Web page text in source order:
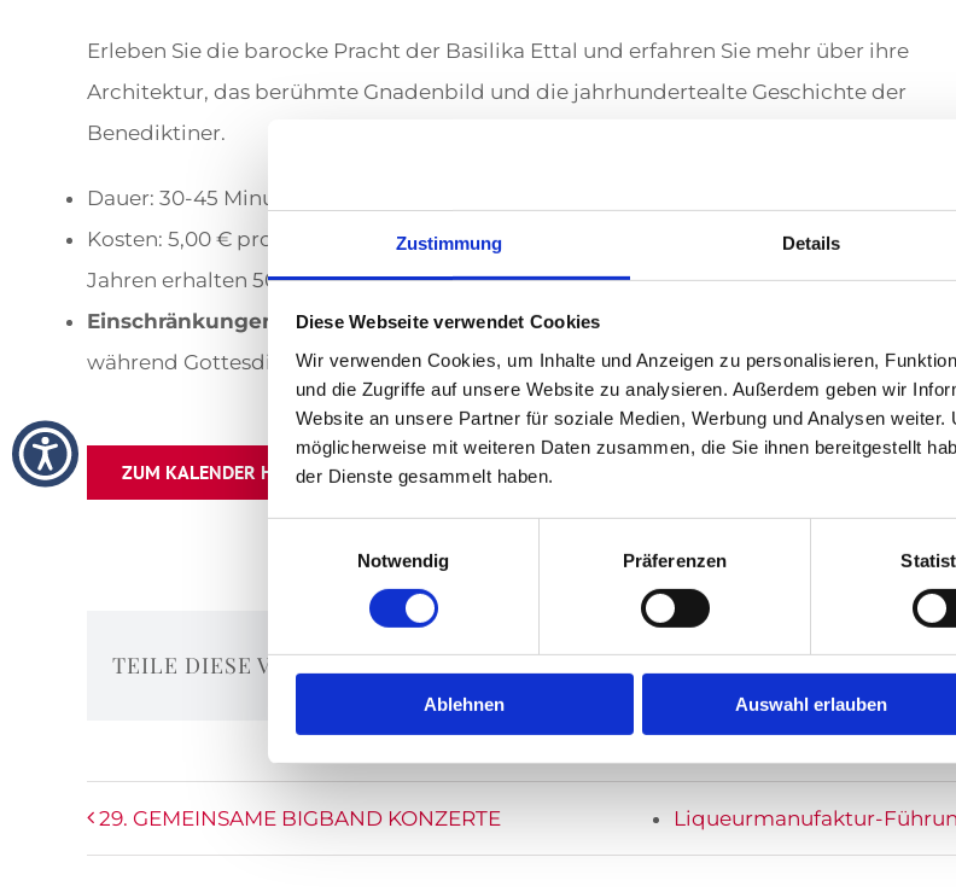
Zustimmung Details
Diese Webseite verwendet Cookies
Wir verwenden Cookies, um Inhalte und Anzeigen zu personalisieren,
und die Zugriffe auf unsere Website zu analysieren. Außerdem geben wir
Website an unsere Partner für soziale Medien, Werbung und Analysen
möglicherweise mit weiteren Daten zusammen, die Sie ihnen bereitgestellt
der Dienste gesammelt haben.
Notwendig
Präferenzen
Ablehnen Auswahl erlauben
Erleben Sie die barocke Pracht der Basilika Ettal und erfahren Sie mehr über ihre
Architektur, das berühmte Gnadenbild und die jahrhundertealte Geschichte der
Benediktiner.
Dauer: 30-45 Minuten
Kosten: 5,00 € pro Person (Kinder bis 12 Jahre sind frei, Jugendlichen zwischen 12-18
Jahren erhalten 50% Ermäßigung)
Einschränkungen
: An Feiertagen sowie bei klösterlichen Veranstaltungen und
während Gottesdiensten finden die Führungen nicht statt
ZUM KALENDER HINZUFÜGEN
TEILE DIESE VERANSTALTUNG Facebook
X LinkedInWhatsAppTumblrPinterestE-
29. GEMEINSAME BIGBAND KONZERTE Liqueurmanufaktur-